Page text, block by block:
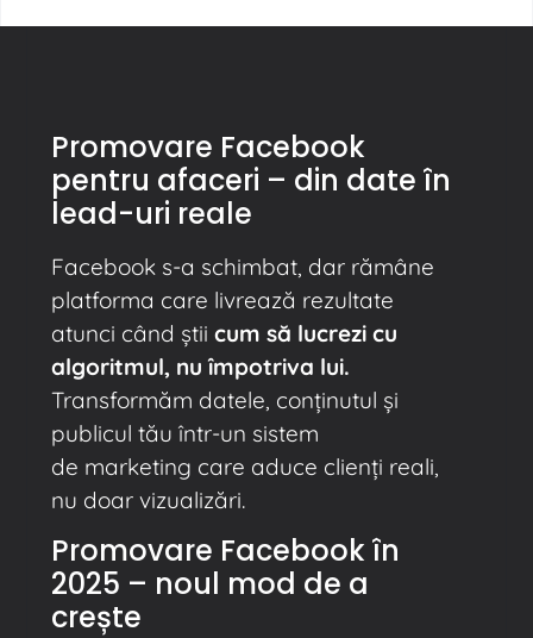
Promovare Facebook
pentru afaceri – din date în
lead-uri reale
Facebook s-a schimbat, dar rămâne
platforma care livrează rezultate
atunci când știi cum să lucrezi cu
algoritmul, nu împotriva lui.
Transformăm datele, conținutul și
publicul tău într-un sistem
de marketing care aduce clienți reali,
nu doar vizualizări.
Promovare Facebook în
2025 – noul mod de a
crește